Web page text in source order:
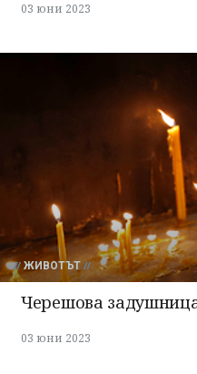
03 юни 2023
ЖИВОТЪТ
Черешова
03 юни 2023